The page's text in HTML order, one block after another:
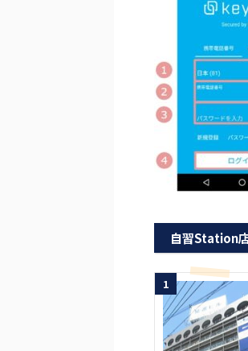
自習Station
1